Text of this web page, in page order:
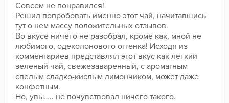
Совсем не понравился!
Решил попробовать именно этот чай, начитавшись
тут о нем массу положительных отзывов.
Во вкусе ничего не разобрал, кроме как, мной не
любимого, одеколонового оттенка! Исходя из
комментариев представлял этот вкус как легкий
зеленый чай, свежезаваренный, с ароматным
спелым сладко-кислым лимончиком, может даже
конфетным.
Но, увы….. не почувствовал ничего такого.